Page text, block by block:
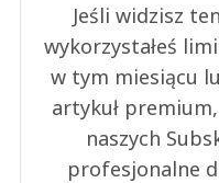
Jeśli widzisz
wykorzystałeś
w tym miesiącu
artykuł
naszych
profesjonalne